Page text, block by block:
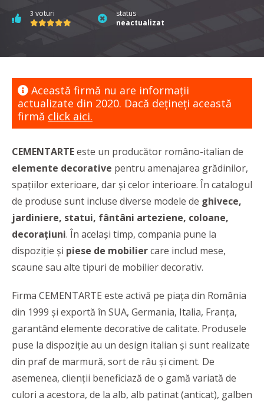
3 voturi
status
neactualizat
Această firmă nu are informaţii
actualizate din 2020. Dacă dețineți această
firmă click aici.
CEMENTARTEeste un producător româno-italian de
elemente decorative pentru amenajarea grădinilor,
spațiilor exterioare, dar și celor interioare. În catalogul
de produse sunt incluse diverse modele de ghivece,
jardiniere, statui, fântâni arteziene, coloane,
decorațiuni. În același timp, compania pune la
dispoziție și piese de mobiliercare includ mese,
scaune sau alte tipuri de mobilier decorativ.
Firma CEMENTARTE este activă pe piața din România
din 1999 și exportă în SUA, Germania, Italia, Franța,
garantând elemente decorative de calitate. Produsele
puse la dispoziție au un design italian și sunt realizate
din praf de marmură, sort de râu și ciment. De
asemenea, clienții beneficiază de o gamă variată de
culori a acestora, de la alb, alb patinat (anticat), galben